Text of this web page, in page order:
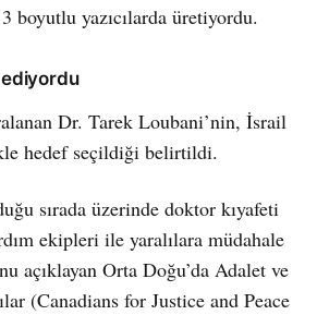
boyutlu yazıcılarda üretiyordu.
ediyordu
Dr. Tarek Loubani’nin, İsrail
hedef seçildiği belirtildi.
sırada üzerinde doktor kıyafeti
ekipleri ile yaralılara müdahale
açıklayan Orta Doğu’da Adalet ve
(Canadians for Justice and Peace